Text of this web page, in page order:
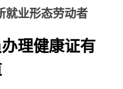
就业形态劳动者
理健康证有